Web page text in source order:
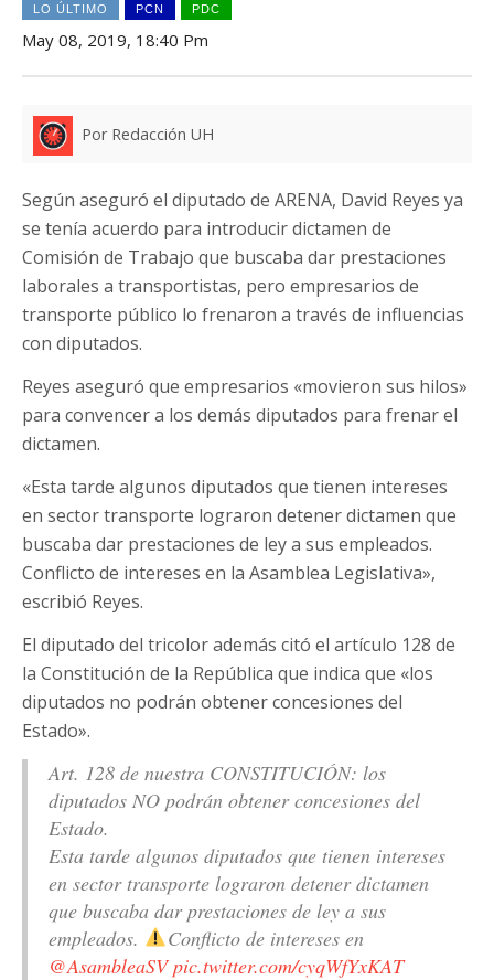
LO ÚLTIMO
PCN PDC
May 08, 2019, 18:40 Pm
Por Redacción UH
Según aseguró el diputado de ARENA, David Reyes ya
se tenía acuerdo para introducir dictamen de
Comisión de Trabajo que buscaba dar prestaciones
laborales a transportistas, pero empresarios de
transporte público lo frenaron a través de influencias
con diputados.
Reyes aseguró que empresarios «movieron sus hilos»
para convencer a los demás diputados para frenar el
dictamen.
«Esta tarde algunos diputados que tienen intereses
en sector transporte lograron detener dictamen que
buscaba dar prestaciones de ley a sus empleados.
Conflicto de intereses en la Asamblea Legislativa»,
escribió Reyes.
El diputado del tricolor además citó el artículo 128 de
la Constitución de la República que indica que «los
diputados no podrán obtener concesiones del
Estado».
Art. 128 de nuestra CONSTITUCIÓN: los
diputados NO podrán obtener concesiones del
Estado.
Esta tarde algunos diputados que tienen intereses
en sector transporte lograron detener dictamen
que buscaba dar prestaciones de ley a sus
empleados.
Conflicto de intereses en
@AsambleaSV pic.twitter.com/cyqWfYxKAT